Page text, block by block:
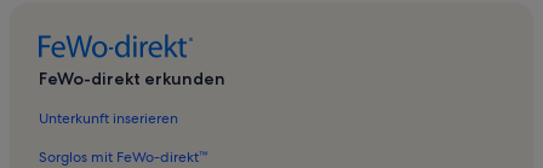
Abreu
Ferienwohnungen in Museu de Arte Sacra do Funchal
FeWo-direkt erkunden
Unterkunft inserieren
Sorglos mit FeWo-direkt™